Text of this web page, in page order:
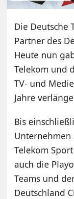
Die Deutsche
Partner des
Heute nun
Telekom und
TV- und
Jahre
Bis
Unternehmen
Telekom
auch die
Teams und
Deutschland